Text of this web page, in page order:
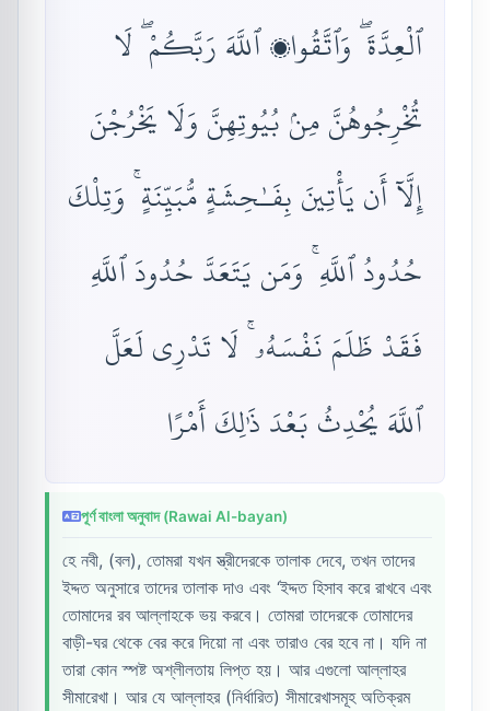
ٱلْعِدَّةَ ۖ وَٱتَّقُوا۟ ٱللَّهَ رَبَّكُمْ ۖ لَا
تُخْرِجُوهُنَّ مِنۢ بُيُوتِهِنَّ وَلَا يَخْرُجْنَ
إِلَّآ أَن يَأْتِينَ بِفَـٰحِشَةٍ مُّبَيِّنَةٍ ۚ وَتِلْكَ
حُدُودُ ٱللَّهِ ۚ وَمَن يَتَعَدَّ حُدُودَ ٱللَّهِ
فَقَدْ ظَلَمَ نَفْسَهُۥ ۚ لَا تَدْرِى لَعَلَّ
ٱللَّهَ يُحْدِثُ بَعْدَ ذَٰلِكَ أَمْرًا
পূর্ণ বাংলা অনুবাদ (Rawai Al-bayan)
হে নবী, (বল), তোমরা যখন স্ত্রীদেরকে তালাক দেবে, তখন তাদের
ইদ্দত অনুসারে তাদের তালাক দাও এবং ‘ইদ্দত হিসাব করে রাখবে এবং
তোমাদের রব আল্লাহকে ভয় করবে। তোমরা তাদেরকে তোমাদের
বাড়ী-ঘর থেকে বের করে দিয়ো না এবং তারাও বের হবে না। যদি না
তারা কোন স্পষ্ট অশ্লীলতায় লিপ্ত হয়। আর এগুলো আল্লাহর
সীমারেখা। আর যে আল্লাহর (নির্ধারিত) সীমারেখাসমূহ অতিক্রম